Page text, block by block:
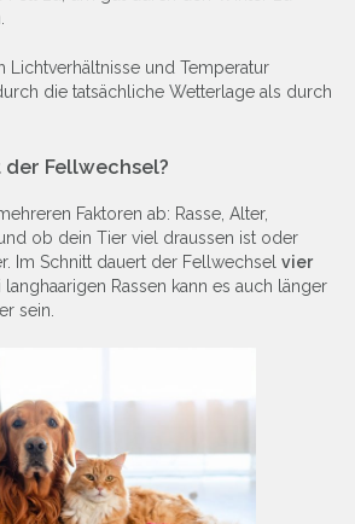
Lichtverhältnisse und Temperatur
die tatsächliche Wetterlage als durch
Fellwechsel?
Faktoren ab: Rasse, Alter,
ob dein Tier viel draussen ist oder
Im Schnitt dauert der Fellwechsel vier
langhaarigen Rassen kann es auch länger
sein.